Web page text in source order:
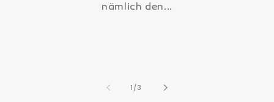
nämlich den...
1/
von
3